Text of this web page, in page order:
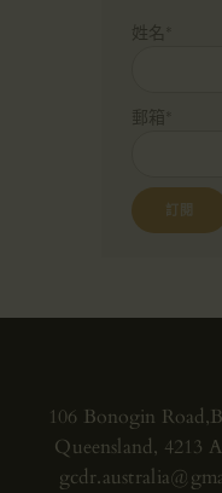
姓名*
郵箱*
106 Bonogin
Queensland, 4213